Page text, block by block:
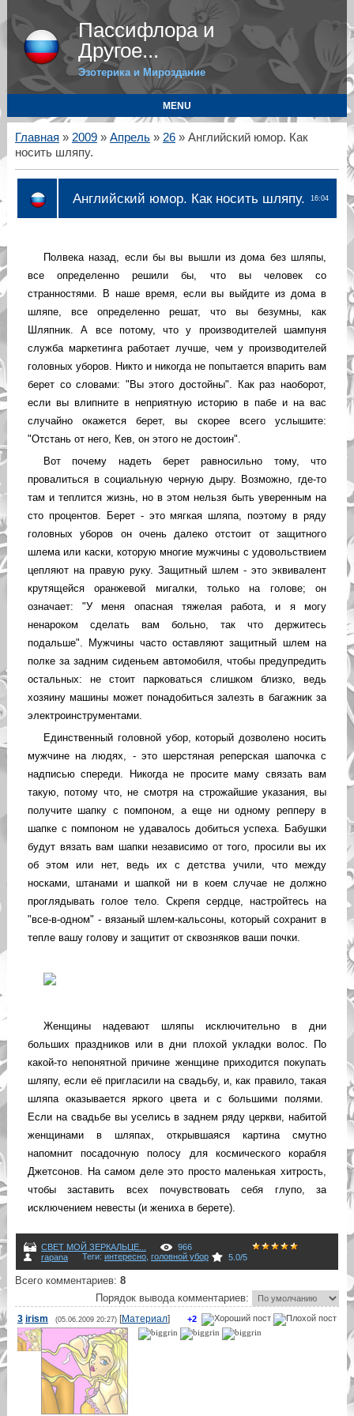
Пассифлора и
Другое...
Эзотерика и Мироздание
MENU
Главная » 2009 » Апрель » 26» Английский юмор. Как
носить шляпу.
16:04
Английский юмор. Как носить шляпу.
Полвека назад, если бы вы вышли из дома без шляпы,
все определенно решили бы, что вы человек со
странностями. В наше время, если вы выйдите из дома в
шляпе, все определенно решат, что вы безумны, как
Шляпник. А все потому, что у производителей шампуня
служба маркетинга работает лучше, чем у производителей
головных уборов. Никто и никогда не попытается впарить вам
берет со словами: "Вы этого достойны". Как раз наоборот,
если вы влипните в неприятную историю в пабе и на вас
случайно окажется берет, вы скорее всего услышите:
"Отстань от него, Кев, он этого не достоин".
Вот почему надеть берет равносильно тому, что
провалиться в социальную черную дыру. Возможно, где-то
там и теплится жизнь, но в этом нельзя быть уверенным на
сто процентов. Берет - это мягкая шляпа, поэтому в ряду
головных уборов он очень далеко отстоит от защитного
шлема или каски, которую многие мужчины с удовольствием
цепляют на правую руку. Защитный шлем - это эквивалент
крутящейся оранжевой мигалки, только на голове; он
означает: "У меня опасная тяжелая работа, и я могу
ненароком сделать вам больно, так что держитесь
подальше". Мужчины часто оставляют защитный шлем на
полке за задним сиденьем автомобиля, чтобы предупредить
остальных: не стоит парковаться слишком близко, ведь
хозяину машины может понадобиться залезть в багажник за
электроинструментами.
Единственный головной убор, который дозволено носить
мужчине на людях, - это шерстяная реперская шапочка с
надписью спереди. Никогда не просите маму связать вам
такую, потому что, не смотря на строжайшие указания, вы
получите шапку с помпоном, а еще ни одному репперу в
шапке с помпоном не удавалось добиться успеха. Бабушки
будут вязать вам шапки независимо от того, просили вы их
об этом или нет, ведь их с детства учили, что между
носками, штанами и шапкой ни в коем случае не должно
проглядывать голое тело. Скрепя сердце, настройтесь на
"все-в-одном" - вязаный шлем-кальсоны, который сохранит в
тепле вашу голову и защитит от сквозняков ваши почки.
Женщины надевают шляпы исключительно в дни
больших праздников или в дни плохой укладки волос. По
какой-то непонятной причине женщине приходится покупать
шляпу, если её пригласили на свадьбу, и, как правило, такая
шляпа оказывается яркого цвета и с большими полями.
Если на свадьбе вы уселись в заднем ряду церкви, набитой
женщинами в шляпах, открывшаяся картина смутно
напомнит посадочную полосу для космического корабля
Джетсонов. На самом деле это просто маленькая хитрость,
чтобы заставить всех почувствовать себя глупо, за
исключением невесты (и жениха в берете).
СВЕТ МОЙ ЗЕРКАЛЬЦЕ...
966
rapana
Теги: интересно, головной убор 5.0/5
Всего комментариев: 8
Порядок вывода комментариев:
+2
3 irism (05.06.2009 20:27)[Материал]